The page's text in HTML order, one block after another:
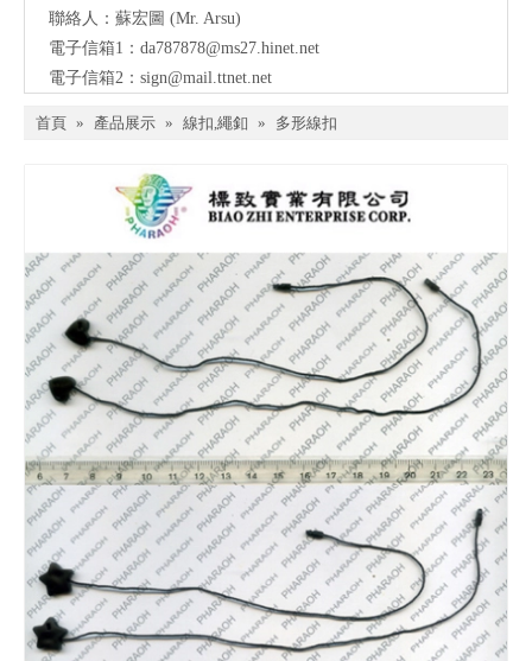
聯絡人：蘇宏圖 (Mr. Arsu)
電子信箱1： da787878@ms27.hinet.net
電子信箱2： sign@mail.ttnet.net
首頁 » 產品展示 » 線扣,繩釦 » 多形線扣